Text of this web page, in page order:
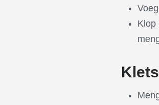
Klop